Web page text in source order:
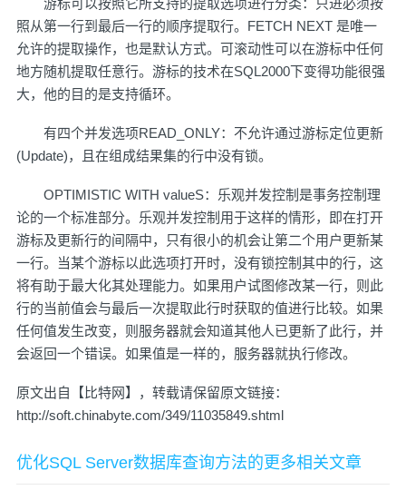
游标可以按照它所支持的提取选项进行分类：只进必须按
照从第一行到最后一行的顺序提取行。FETCH NEXT 是唯一
允许的提取操作，也是默认方式。可滚动性可以在游标中任何
地方随机提取任意行。游标的技术在SQL2000下变得功能很强
大，他的目的是支持循环。
有四个并发选项READ_ONLY：不允许通过游标定位更新
(Update)，且在组成结果集的行中没有锁。
OPTIMISTIC WITH valueS：乐观并发控制是事务控制理
论的一个标准部分。乐观并发控制用于这样的情形，即在打开
游标及更新行的间隔中，只有很小的机会让第二个用户更新某
一行。当某个游标以此选项打开时，没有锁控制其中的行，这
将有助于最大化其处理能力。如果用户试图修改某一行，则此
行的当前值会与最后一次提取此行时获取的值进行比较。如果
任何值发生改变，则服务器就会知道其他人已更新了此行，并
会返回一个错误。如果值是一样的，服务器就执行修改。
原文出自【比特网】，转载请保留原文链接：
http://soft.chinabyte.com/349/11035849.shtml
优化SQL Server数据库查询方法的更多相关文章